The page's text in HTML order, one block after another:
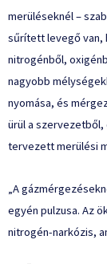
merüléseknél –
sűrített levegő van,
nitrogénből,
nagyobb
nyomása, és
ürül a szervezetből,
tervezett merülési
„A
egyén pulzusa. Az
nitrogén-narkózis,